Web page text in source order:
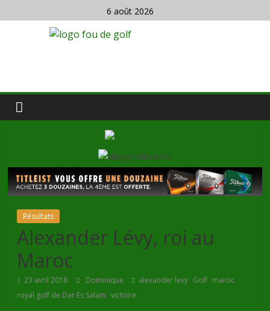
6 août 2026
Résultats
Alexander Lévy, roi au
Maroc
23 avril 2018 Dominique alexander levy, Golf, maroc,
royal golf de Dar Es Salam,victoire